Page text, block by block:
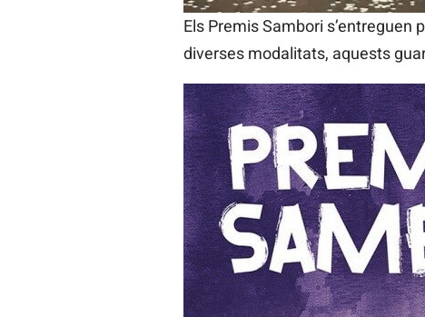
Els Premis Sambori s’entreguen
diverses modalitats, aquests